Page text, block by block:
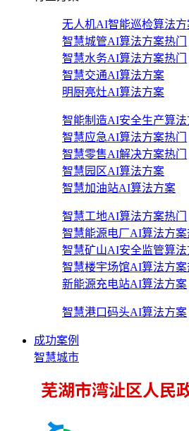
无人机AI智能巡检算法方
智慧城管AI算法方案热门
智慧水务AI算法方案热门
智慧交通AI算法方案
明厨亮灶AI算法方案
智能制造AI安全生产算法
智慧应急AI算法方案热门
智慧零售AI解决方案热门
智慧园区AI算法方案
智慧加油站AI算法方案
智慧工地AI算法方案热门
智慧能源电厂AI算法方案
智慧矿山AI安全监管算法
智慧楼宇场馆AI算法方案
新能源充电站AI算法方案
智慧港口码头AI算法方案
成功案例
智慧城市